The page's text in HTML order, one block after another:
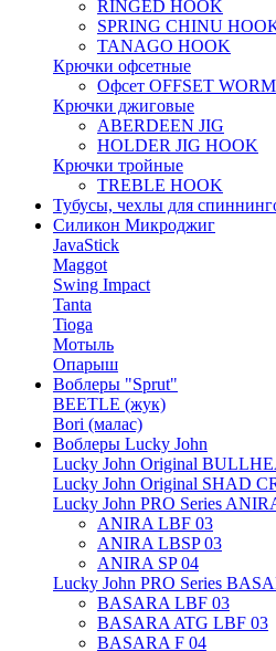
RINGED HOOK
SPRING CHINU
TANAGO HOOK
Крючки офсетные
Офсет OFFSET
Крючки джиговые
ABERDEEN JIG
HOLDER JIG HOOK
Крючки тройные
TREBLE HOOK
Тубусы, чехлы для
Силикон Микроджиг
JavaStick
Maggot
Swing Impact
Tanta
Tioga
Мотыль
Опарыш
Воблеры "Sprut"
BEETLE (жук)
Bori (малас)
Воблеры Lucky John
Lucky John Original
Lucky John Original SHAD
Lucky John PRO Series
ANIRA LBF 03
ANIRA LBSP 03
ANIRA SP 04
Lucky John PRO Series
BASARA LBF 03
BASARA ATG LBF 03
BASARA F 04